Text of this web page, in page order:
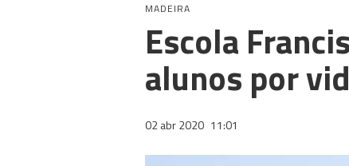
MADEIRA
Escola
alunos por
02 abr 2020 11:01